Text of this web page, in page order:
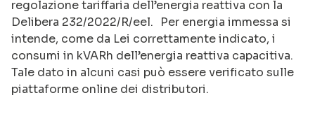
regolazione tariffaria dell’energia reattiva con la
Delibera 232/2022/R/eel. Per energia immessa si
intende, come da Lei correttamente indicato, i
consumi in kVARh dell’energia reattiva capacitiva.
Tale dato in alcuni casi può essere verificato sulle
piattaforme online dei distributori.